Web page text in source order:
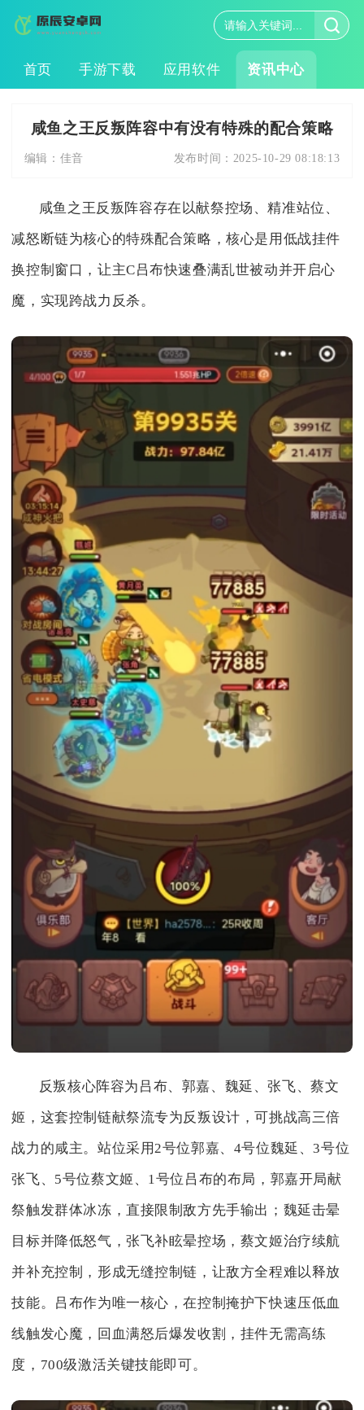
首页 手游下载 应用软件 资讯中心
咸鱼之王反叛阵容中有没有特殊的配合策略
编辑： 佳音 发布时间： 2025-10-29 08:18:13
咸鱼之王反叛阵容存在以献祭控场、精准站位、
减怒断链为核心的特殊配合策略，核心是用低战挂件
换控制窗口，让主C吕布快速叠满乱世被动并开启心
魔，实现跨战力反杀。
反叛核心阵容为吕布、郭嘉、魏延、张飞、蔡文
姬，这套控制链献祭流专为反叛设计，可挑战高三倍
战力的咸主。站位采用2号位郭嘉、4号位魏延、3号位
张飞、5号位蔡文姬、1号位吕布的布局，郭嘉开局献
祭触发群体冰冻，直接限制敌方先手输出；魏延击晕
目标并降低怒气，张飞补眩晕控场，蔡文姬治疗续航
并补充控制，形成无缝控制链，让敌方全程难以释放
技能。吕布作为唯一核心，在控制掩护下快速压低血
线触发心魔，回血满怒后爆发收割，挂件无需高练
度，700级激活关键技能即可。